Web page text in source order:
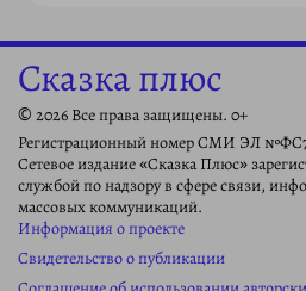
Сказка плюс
© 2026 Все права защищены. 0+
Регистрационный номер СМИ ЭЛ
Сетевое издание «Сказка Плюс»
службой по надзору в сфере связи,
массовых коммуникаций.
Информация о проекте
Свидетельство о публикации